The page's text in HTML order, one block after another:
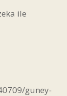
ile
guney-